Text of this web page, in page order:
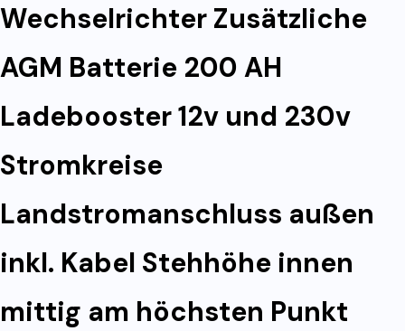
Wechselrichter Zusätzliche
AGM Batterie 200 AH
Ladebooster 12v und 230v
Stromkreise
Landstromanschluss außen
inkl. Kabel Stehhöhe innen
mittig am höchsten Punkt